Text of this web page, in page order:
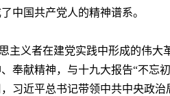
中国共产党人的精神谱系。
主义者在建党实践中形成的伟
奉献精神，与十九大报告“不忘
习近平总书记带领中共中央政